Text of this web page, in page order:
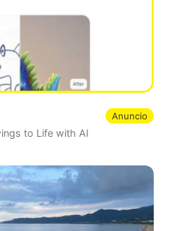
to Life with AI
Anuncio